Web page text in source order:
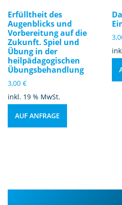
Erfülltheit des
Augenblicks und
Vorbereitung auf die
Zukunft. Spiel und
Übung in der
heilpädagogischen
Übungsbehandlung
3,00 €
inkl. 19 % MwSt.
AUF ANFRAGE